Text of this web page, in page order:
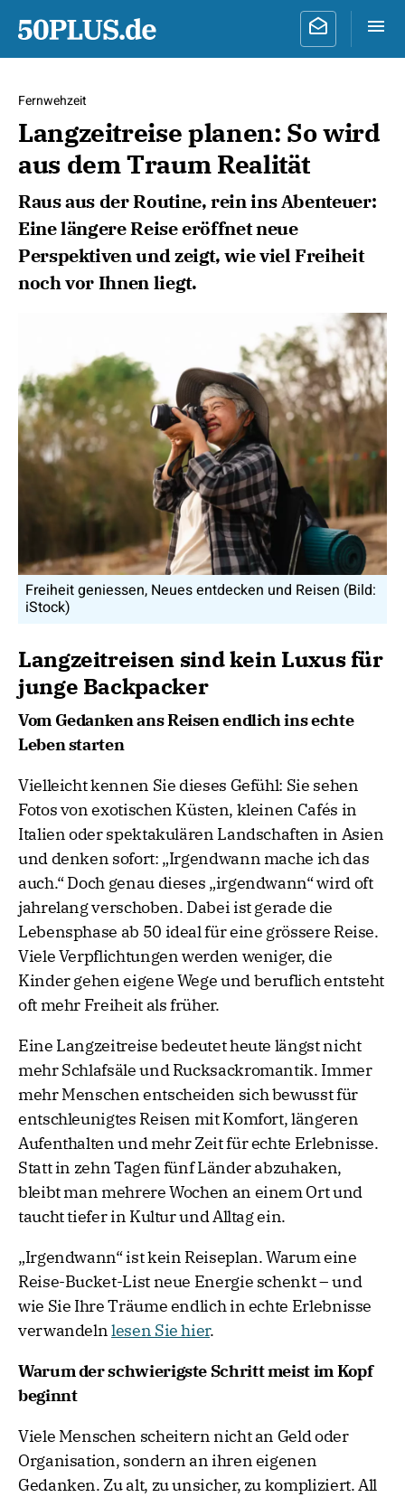
Fernwehzeit
Langzeitreise planen: So wird
aus dem Traum Realität
Raus aus der Routine, rein ins Abenteuer:
Eine längere Reise eröffnet neue
Perspektiven und zeigt, wie viel Freiheit
noch vor Ihnen liegt.
Freiheit geniessen, Neues entdecken und Reisen (Bild:
iStock)
Langzeitreisen sind kein Luxus für
junge Backpacker
Vom Gedanken ans Reisen endlich ins echte
Leben starten
Vielleicht kennen Sie dieses Gefühl: Sie sehen
Fotos von exotischen Küsten, kleinen Cafés in
Italien oder spektakulären Landschaften in Asien
und denken sofort: „Irgendwann mache ich das
auch.“ Doch genau dieses „irgendwann“ wird oft
jahrelang verschoben. Dabei ist gerade die
Lebensphase ab 50 ideal für eine grössere Reise.
Viele Verpflichtungen werden weniger, die
Kinder gehen eigene Wege und beruflich entsteht
oft mehr Freiheit als früher.
Eine Langzeitreise bedeutet heute längst nicht
mehr Schlafsäle und Rucksackromantik. Immer
mehr Menschen entscheiden sich bewusst für
entschleunigtes Reisen mit Komfort, längeren
Aufenthalten und mehr Zeit für echte Erlebnisse.
Statt in zehn Tagen fünf Länder abzuhaken,
bleibt man mehrere Wochen an einem Ort und
taucht tiefer in Kultur und Alltag ein.
„Irgendwann“ ist kein Reiseplan. Warum eine
Reise-Bucket-List neue Energie schenkt – und
wie Sie Ihre Träume endlich in echte Erlebnisse
verwandelnlesen Sie hier.
Warum der schwierigste Schritt meist im Kopf
beginnt
Viele Menschen scheitern nicht an Geld oder
Organisation, sondern an ihren eigenen
Gedanken. Zu alt, zu unsicher, zu kompliziert. All